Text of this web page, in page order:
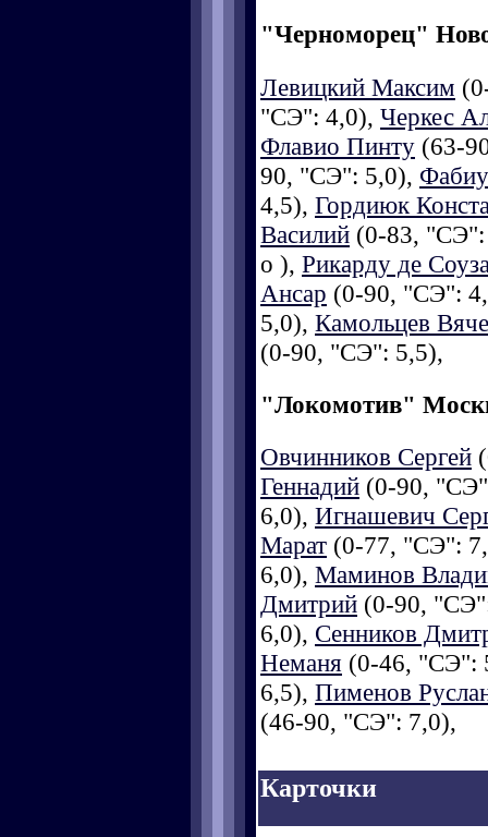
"Черноморец"
Левицкий Максим
"СЭ": 4,0), Черкес
Флавио Пинту (63-
90, "СЭ": 5,0),
4,5), Гордиюк
Василий (0-83,
о ), Рикарду де
Ансар (0-90, "СЭ":
5,0), Камольцев
(0-90, "СЭ": 5,5),
"Локомотив"
Овчинников Сергей
Геннадий (0-90,
6,0), Игнашевич
Марат (0-77, "СЭ":
6,0), Маминов
Дмитрий (0-90,
6,0), Сенников
Неманя (0-46, "СЭ":
6,5), Пименов
(46-90, "СЭ": 7,0),
Карточки